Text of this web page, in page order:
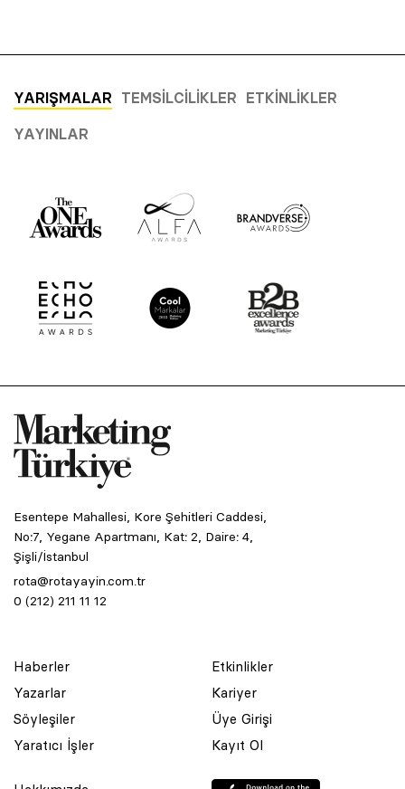
YARIŞMALAR TEMSILCILIKLER ETKINLIKLER
YAYINLAR
Esentepe Mahallesi, Kore Şehitleri Caddesi,
No:7, Yegane Apartmanı, Kat: 2, Daire: 4,
Şişli/İstanbul
rota@rotayayin.com.tr
0 (212) 211 11 12
Haberler
Yazarlar
Söyleşiler
Yaratıcı İşler
Etkinlikler
Kariyer
Üye Girişi
Kayıt Ol